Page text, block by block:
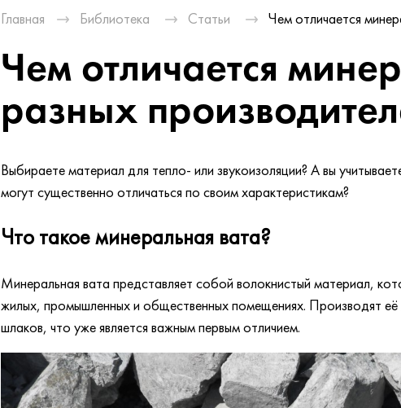
Главная Библиотека Статьи Чем отличается
Чем отличается
разных
Выбираете материал для тепло- или звукоизоляции? А вы
могут существенно отличаться по своим характеристикам?
Что такое минеральная вата?
Минеральная вата представляет собой волокнистый материал,
жилых, промышленных и общественных помещениях. Производят
шлаков, что уже является важным первым отличием.